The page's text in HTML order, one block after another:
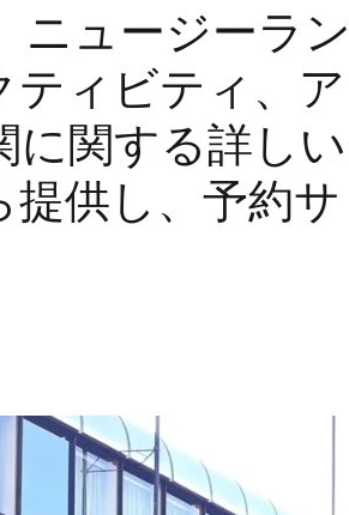
ニュージーラン
ティビティ、ア
に関する詳しい
供し、予約サ